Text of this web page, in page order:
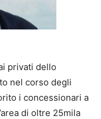
privati dello
nel corso degli
i concessionari a
di oltre 25mila